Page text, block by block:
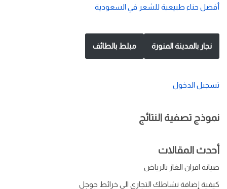
أفضل حناء طبيعية للشعر في السعودية
نجار بالمدينة المنورة مبلط بالطائف
تسجيل الدخول
نموذج تصفية النتائج
أحدث المقالات
صيانة افران الغاز بالرياض
كيفية إضافة نشاطك التجاري الى خرائط جوجل